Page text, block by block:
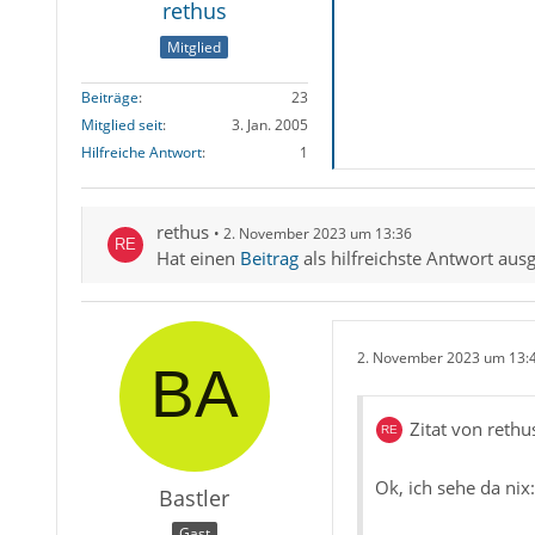
rethus
Mitglied
Beiträge
23
Mitglied seit
3. Jan. 2005
Hilfreiche Antwort
1
rethus 2. November 2023 um 13:36
Hat einen Beitragals hilfreichste Antwort
Bastler
2. November 2023 um
Zitat von
Ok, ich sehe da nix: